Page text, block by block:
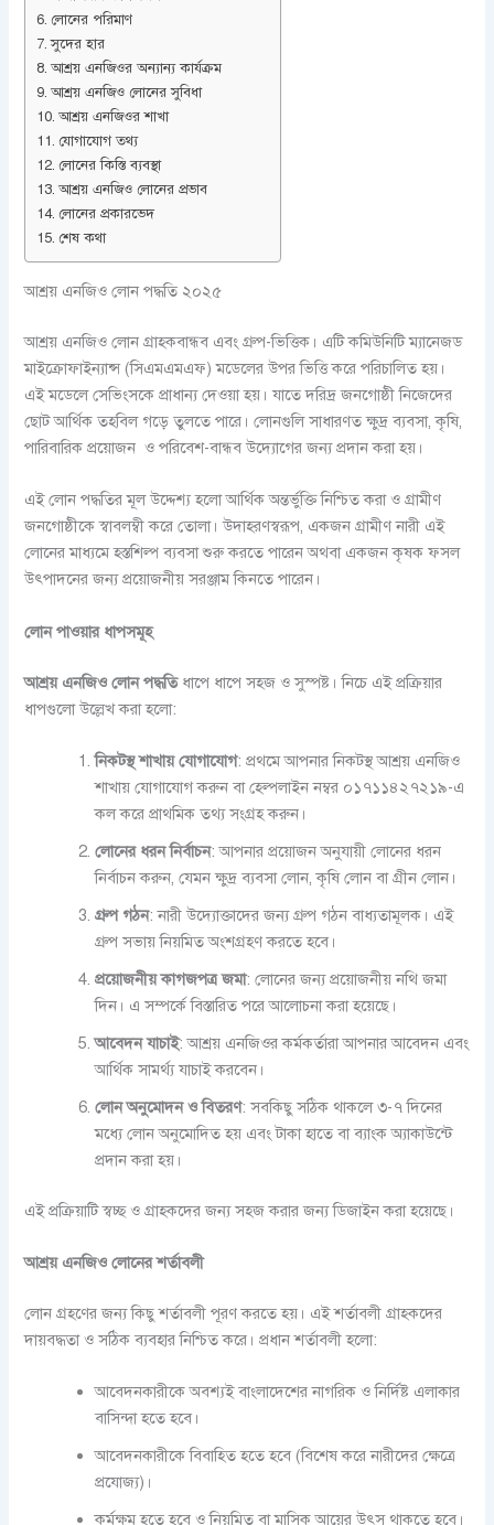
লোনের পরিমাণ
সুদের হার
আশ্রয় এনজিওর অন্যান্য কার্যক্রম
আশ্রয় এনজিও লোনের সুবিধা
আশ্রয় এনজিওর শাখা
যোগাযোগ তথ্য
লোনের কিস্তি ব্যবস্থা
আশ্রয় এনজিও লোনের প্রভাব
লোনের প্রকারভেদ
শেষ কথা
আশ্রয় এনজিও লোন পদ্ধতি ২০২৫
আশ্রয় এনজিও লোন গ্রাহকবান্ধব এবং গ্রুপ-ভিত্তিক। এটি কমিউনিটি ম্যানেজড
মাইক্রোফাইন্যান্স (সিএমএমএফ) মডেলের উপর ভিত্তি করে পরিচালিত হয়।
এই মডেলে সেভিংসকে প্রাধান্য দেওয়া হয়। যাতে দরিদ্র জনগোষ্ঠী নিজেদের
ছোট আর্থিক তহবিল গড়ে তুলতে পারে। লোনগুলি সাধারণত ক্ষুদ্র ব্যবসা, কৃষি,
পারিবারিক প্রয়োজন ও পরিবেশ-বান্ধব উদ্যোগের জন্য প্রদান করা হয়।
এই লোন পদ্ধতির মূল উদ্দেশ্য হলো আর্থিক অন্তর্ভুক্তি নিশ্চিত করা ও গ্রামীণ
জনগোষ্ঠীকে স্বাবলম্বী করে তোলা। উদাহরণস্বরূপ, একজন গ্রামীণ নারী এই
লোনের মাধ্যমে হস্তশিল্প ব্যবসা শুরু করতে পারেন অথবা একজন কৃষক ফসল
উৎপাদনের জন্য প্রয়োজনীয় সরঞ্জাম কিনতে পারেন।
লোন পাওয়ার ধাপসমূহ
আশ্রয় এনজিও লোন পদ্ধতিধাপে ধাপে সহজ ও সুস্পষ্ট। নিচে এই প্রক্রিয়ার
ধাপগুলো উল্লেখ করা হলো:
নিকটস্থ শাখায় যোগাযোগ: প্রথমে আপনার নিকটস্থ আশ্রয় এনজিও
শাখায় যোগাযোগ করুন বা হেল্পলাইন নম্বর ০১৭১১৪২৭২১৯-এ
কল করে প্রাথমিক তথ্য সংগ্রহ করুন।
লোনের ধরন নির্বাচন: আপনার প্রয়োজন অনুযায়ী লোনের ধরন
নির্বাচন করুন, যেমন ক্ষুদ্র ব্যবসা লোন, কৃষি লোন বা গ্রীন লোন।
গ্রুপ গঠন: নারী উদ্যোক্তাদের জন্য গ্রুপ গঠন বাধ্যতামূলক। এই
গ্রুপ সভায় নিয়মিত অংশগ্রহণ করতে হবে।
প্রয়োজনীয় কাগজপত্র জমা: লোনের জন্য প্রয়োজনীয় নথি জমা
দিন। এ সম্পর্কে বিস্তারিত পরে আলোচনা করা হয়েছে।
আবেদন যাচাই: আশ্রয় এনজিওর কর্মকর্তারা আপনার আবেদন এবং
আর্থিক সামর্থ্য যাচাই করবেন।
লোন অনুমোদন ও বিতরণ: সবকিছু সঠিক থাকলে ৩-৭ দিনের
মধ্যে লোন অনুমোদিত হয় এবং টাকা হাতে বা ব্যাংক অ্যাকাউন্টে
প্রদান করা হয়।
এই প্রক্রিয়াটি স্বচ্ছ ও গ্রাহকদের জন্য সহজ করার জন্য ডিজাইন করা হয়েছে।
আশ্রয় এনজিও লোনের শর্তাবলী
লোন গ্রহণের জন্য কিছু শর্তাবলী পূরণ করতে হয়। এই শর্তাবলী গ্রাহকদের
দায়বদ্ধতা ও সঠিক ব্যবহার নিশ্চিত করে। প্রধান শর্তাবলী হলো:
আবেদনকারীকে অবশ্যই বাংলাদেশের নাগরিক ও নির্দিষ্ট এলাকার
বাসিন্দা হতে হবে।
আবেদনকারীকে বিবাহিত হতে হবে (বিশেষ করে নারীদের ক্ষেত্রে
প্রযোজ্য)।
কর্মক্ষম হতে হবে ও নিয়মিত বা মাসিক আয়ের উৎস থাকতে হবে।